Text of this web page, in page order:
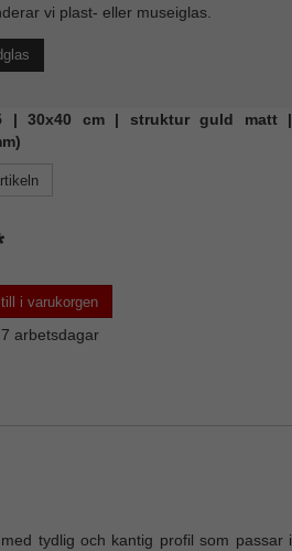
vi plast- eller museiglas.
| 30x40 cm | struktur guld matt |
till i varukorgen
arbetsdagar
tydlig och kantig profil som passar i